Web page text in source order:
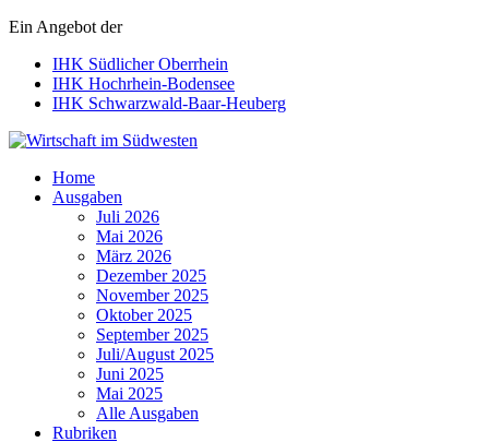
Ein Angebot der
IHK Südlicher Oberrhein
IHK Hochrhein-Bodensee
IHK Schwarzwald-Baar-Heuberg
Wirtschaft im Südwesten
Home
Ausgaben
Juli 2026
Mai 2026
März 2026
Dezember 2025
November 2025
Oktober 2025
September 2025
Juli/August 2025
Juni 2025
Mai 2025
Alle Ausgaben
Rubriken